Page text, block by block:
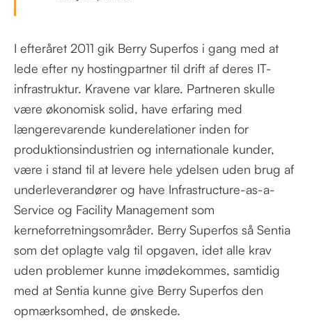
I efteråret 2011 gik Berry Superfos i gang med at
lede efter ny hostingpartner til drift af deres IT-
infrastruktur. Kravene var klare. Partneren skulle
være økonomisk solid, have erfaring med
længerevarende kunderelationer inden for
produktionsindustrien og internationale kunder,
være i stand til at levere hele ydelsen uden brug af
underleverandører og have Infrastructure-as-a-
Service og Facility Management som
kerneforretningsområder. Berry Superfos så Sentia
som det oplagte valg til opgaven, idet alle krav
uden problemer kunne imødekommes, samtidig
med at Sentia kunne give Berry Superfos den
opmærksomhed, de ønskede.